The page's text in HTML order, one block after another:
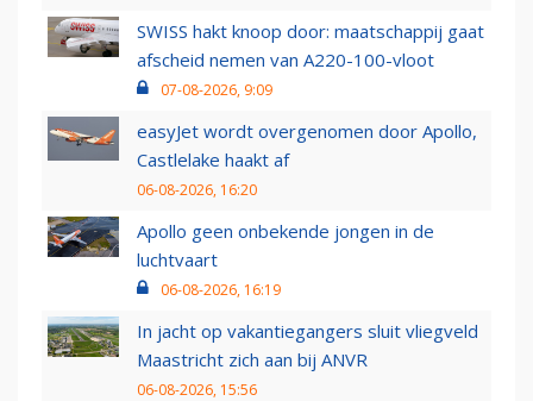
SWISS hakt knoop door: maatschappij gaat
afscheid nemen van A220-100-vloot
07-08-2026, 9:09
easyJet wordt overgenomen door Apollo,
Castlelake haakt af
06-08-2026, 16:20
Apollo geen onbekende jongen in de
luchtvaart
06-08-2026, 16:19
In jacht op vakantiegangers sluit vliegveld
Maastricht zich aan bij ANVR
06-08-2026, 15:56